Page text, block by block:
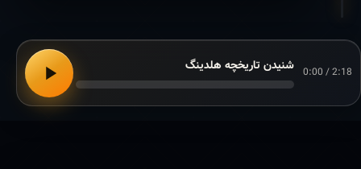
0:00 / 2:18 شنیدن تاریخچه هلدینگ